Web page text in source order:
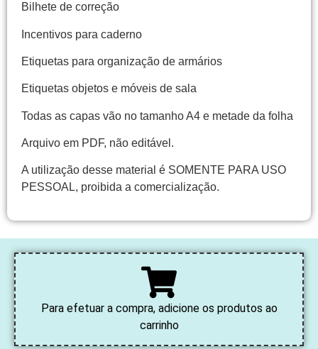
Bilhete de correção
Incentivos para caderno
Etiquetas para organização de armários
Etiquetas objetos e móveis de sala
Todas as capas vão no tamanho A4 e metade da folha
Arquivo em PDF, não editável.
A utilização desse material é SOMENTE PARA USO
PESSOAL, proibida a comercialização.
Para efetuar a compra, adicione os produtos ao
carrinho